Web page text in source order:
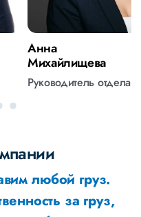
Анна
Михайлищева
Руководитель отдела
любой груз.
за груз,